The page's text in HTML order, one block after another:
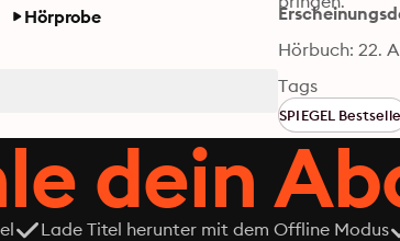
Hörprobe
Hörbuch: 22.
Tags
SPIEGEL
dein
Lade Titel herunter mit dem Offline Modus